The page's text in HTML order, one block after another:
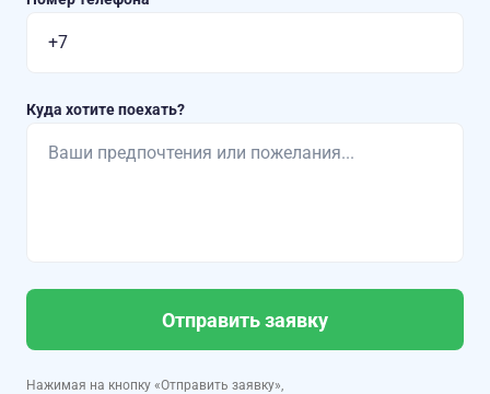
Куда хотите поехать?
Отправить заявку
Нажимая на кнопку «Отправить заявку»,